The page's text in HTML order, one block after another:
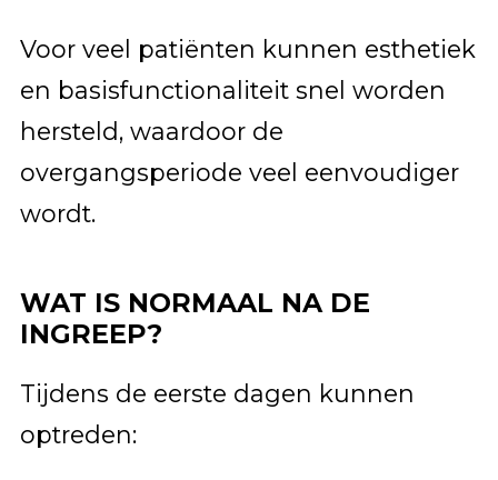
Voor veel patiënten kunnen esthetiek
en basisfunctionaliteit snel worden
hersteld, waardoor de
overgangsperiode veel eenvoudiger
wordt.
WAT IS NORMAAL NA DE
INGREEP?
Tijdens de eerste dagen kunnen
optreden: